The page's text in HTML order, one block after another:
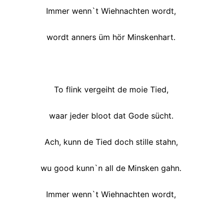
Immer wenn`t Wiehnachten wordt,
wordt anners üm hör Minskenhart.
To flink vergeiht de moie Tied,
waar jeder bloot dat Gode sücht.
Ach, kunn de Tied doch stille stahn,
wu good kunn`n all de Minsken gahn.
Immer wenn`t Wiehnachten wordt,